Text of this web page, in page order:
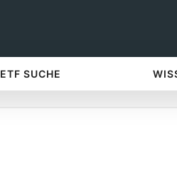
ETF SUCHE